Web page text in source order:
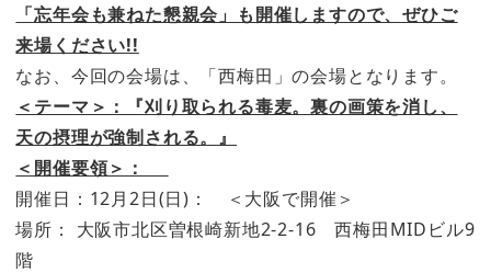
「忘年会も兼ねた懇親会」も開催しますので、ぜひご
来場ください!!
なお、今回の会場は、「西梅田」の会場となります。
＜テーマ＞：『刈り取られる毒麦。裏の画策を消し、
天の摂理が強制される。』
＜開催要領＞：
開催日：12月2日(日)： ＜大阪で開催＞
場所： 大阪市北区曽根崎新地2-2-16 西梅田MIDビル9
階